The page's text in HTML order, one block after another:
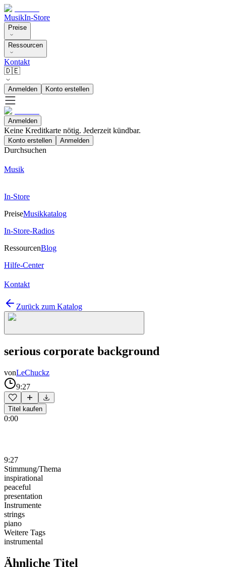
MusikIn-Store
Preise
Ressourcen
Kontakt
🇩🇪
Anmelden Konto erstellen
Anmelden
Keine Kreditkarte nötig. Jederzeit kündbar.
Konto erstellen Anmelden
Durchsuchen
Musik
In-Store
PreiseMusikkatalog
In-Store-Radios
RessourcenBlog
Hilfe-Center
Kontakt
Zurück zum Katalog
serious corporate background
vonLeChuckz
9:27
Titel kaufen
0:00
9:27
Stimmung/Thema
inspirational
peaceful
presentation
Instrumente
strings
piano
Weitere Tags
instrumental
Ähnliche Titel